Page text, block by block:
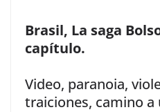
Brasil, La saga
capítulo.
Video, paranoia,
traiciones, camino a